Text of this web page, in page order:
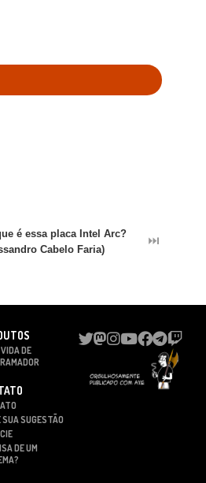
é essa placa Intel Arc?
Cabelo Faria)
⏭
DE
SUA SUGESTÃO
DE UM